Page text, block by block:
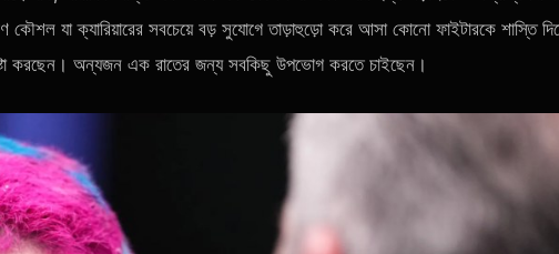
কৌশল যা ক্যারিয়ারের সবচেয়ে বড় সুযোগে তাড়াহুড়ো করে আসা কোনো ফাইটারকে শাস্তি
করছেন। অন্যজন এক রাতের জন্য সবকিছু উপভোগ করতে চাইছেন।